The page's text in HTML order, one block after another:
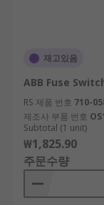
재고있음
ABB Fuse
RS 제품 번호 710-
제조사 부품 번호
Subtotal (1 unit)
₩1,825.90
주문수량